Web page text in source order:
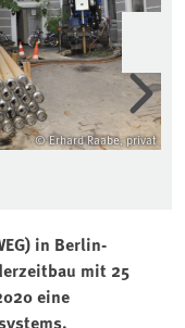
© Erhard Raabe, privat
in Berlin-
mit 25
eine